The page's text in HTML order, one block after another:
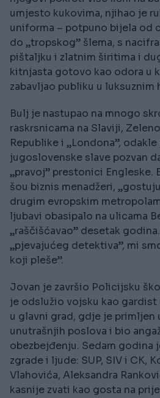
umjesto kukovima, njihao je
uniforma – potpuno bijela od
do „tropskog” šlema, s
pištaljku i zlatnim širitima i
kitnjasta gotovo kao odora u
zabavljao publiku u luksuznim
Bulj je nastupao na mnogo
raskrsnicama na Slaviji,
Republike i „Londona”,
jugoslovenske slave pozvan
„pravoj” prestonici Engleske.
šou biznis menadžeri,
drugim evropskim
ljubavi obasipalo na ulicama
„raščišćavao” desetak
„pjevajućeg detektiva”, mi
koji pleše”.
Jovan je završio Policijsku
je odslužio vojsku kao gardist
u glavni grad, gdje je primljen
unutrašnjih poslova i bio
obezbejđenju. Sedam godina
zgrade i ljude: SUP, SIV i CK,
Vlahovića, Aleksandra
kasnije zvati kao gosta na